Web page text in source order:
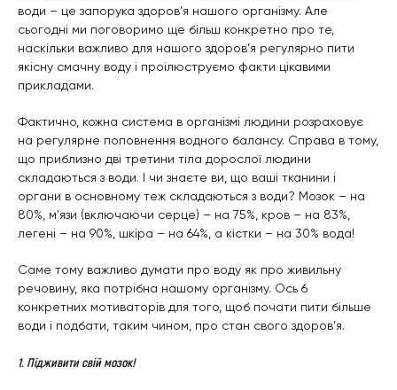
води – це запорука здоров’я нашого організму. Але
сьогодні ми поговоримо ще більш конкретно про те,
наскільки важливо для нашого здоров’я регулярно пити
якісну смачну воду і проілюструємо факти цікавими
прикладами.
Фактично, кожна система в організмі людини розраховує
на регулярне поповнення водного балансу. Справа в тому,
що приблизно дві третини тіла дорослої людини
складаються з води. І чи знаєте ви, що ваші тканини і
органи в основному теж складаються з води? Мозок – на
80%, м’язи (включаючи серце) – на 75%, кров – на 83%,
легені – на 90%, шкіра – на 64%, а кістки – на 30% вода!
Саме тому важливо думати про воду як про живильну
речовину, яка потрібна нашому організму. Ось 6
конкретних мотиваторів для того, щоб почати пити більше
води і подбати, таким чином, про стан свого здоров’я.
1. Підживити свій мозок!